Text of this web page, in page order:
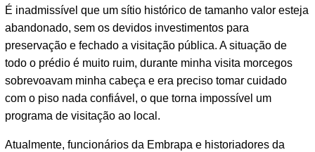
É inadmissível que um sítio histórico de tamanho valor esteja
abandonado, sem os devidos investimentos para
preservação e fechado a visitação pública. A situação de
todo o prédio é muito ruim, durante minha visita morcegos
sobrevoavam minha cabeça e era preciso tomar cuidado
com o piso nada confiável, o que torna impossível um
programa de visitação ao local.
Atualmente, funcionários da Embrapa e historiadores da